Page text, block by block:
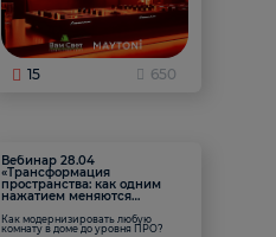
15 650
Вебинар 28.04
«Трансформация
пространства: как одним
нажатием меняются
Как модернизировать любую
комнату в доме до уровня ПРО?